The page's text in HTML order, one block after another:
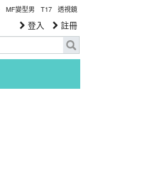
MF變型男 T17 透視鏡
登入 註冊